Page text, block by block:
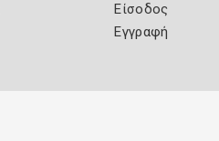
Είσοδος
Εγγραφή